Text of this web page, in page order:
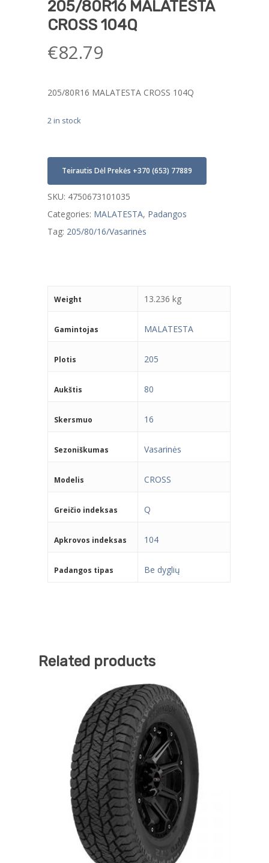
205/80R16 MALATESTA
CROSS 104Q
€82.79
205/80R16 MALATESTA CROSS 104Q
2 in stock
Teirautis Dėl Prekės +370 (653) 77889
SKU: 4750673101035
Categories: MALATESTA, Padangos
Tag: 205/80/16/Vasarinės
Weight 13.236 kg
Gamintojas MALATESTA
Plotis 205
Aukštis 80
Skersmuo 16
Sezoniškumas Vasarinės
Modelis CROSS
Greičio indeksas Q
Apkrovos indeksas 104
Padangos tipas Be dyglių
Related products